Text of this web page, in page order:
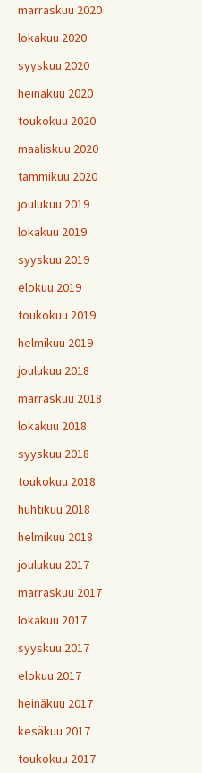
marraskuu 2020
lokakuu 2020
syyskuu 2020
heinäkuu 2020
toukokuu 2020
maaliskuu 2020
tammikuu 2020
joulukuu 2019
lokakuu 2019
syyskuu 2019
elokuu 2019
toukokuu 2019
helmikuu 2019
joulukuu 2018
marraskuu 2018
lokakuu 2018
syyskuu 2018
toukokuu 2018
huhtikuu 2018
helmikuu 2018
joulukuu 2017
marraskuu 2017
lokakuu 2017
syyskuu 2017
elokuu 2017
heinäkuu 2017
kesäkuu 2017
toukokuu 2017